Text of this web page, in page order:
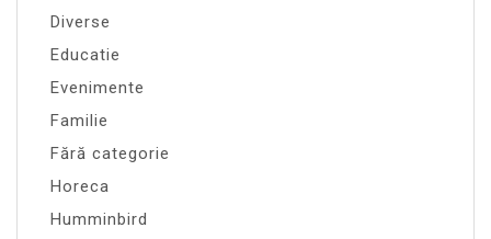
Diverse
Educatie
Evenimente
Familie
Fără categorie
Horeca
Humminbird